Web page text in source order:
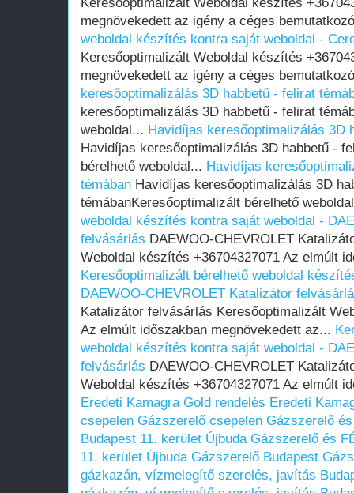
megnövekedett az igény a céges
weboldal készítés kontra saját weboldal -
Keresőoptimalizált Weboldal készítés
megnövekedett az igény a céges
keresőoptimalizálás 3D habbetű - felirat
keresőoptimalizálás 3D habbetű - felirat
weboldal... Havidíjas keresőoptimalizálás 3D
Havidíjas keresőoptimalizálás 3D habbetű -
bérelhető weboldal... Havidíjas
témában Havidíjas keresőoptimalizálás 3D
témábanKeresőoptimalizált bérelhető
weboldal készítés kontra saját weboldal -
felvásárlás DAEWOO-CHEVROLET
Weboldal készítés +36704327071 Az elmúlt
Keresőoptimalizált bérelhető weboldal
DAEWOO-CHEVROLET Katalizátor
Katalizátor felvásárlás Keresőoptimalizált
Az elmúlt időszakban megnövekedett az...
weboldal készítés kontra saját weboldal -
felvásárlás DAEWOO-CHEVROLET
Weboldal készítés +36704327071 Az elmúlt
Eredeti Kamagra Gold rendelés Eredeti
csepelen Gázszerelő csepelen Gázszerelő
Budapest 11. kerület Újbuda Gázszerelő és
11. kerület Újbuda Gázszerelő Budapest
gázkazán, vízmelegítő szerelés, javítás